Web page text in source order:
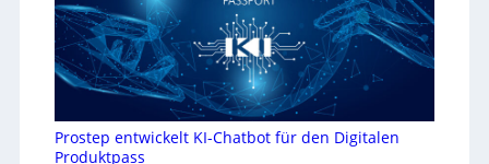
Prostep entwickelt KI-Chatbot für den Digitalen
Produktpass